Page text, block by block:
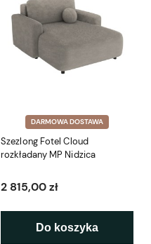
DARMOWA DOSTAWA
Szezlong Fotel Cloud
rozkładany MP Nidzica
2 815,00 zł
Do koszyka